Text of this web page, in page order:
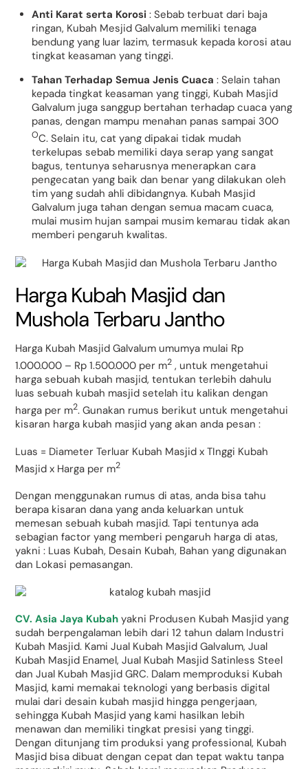
Anti Karat serta Korosi : Sebab terbuat dari baja
ringan, Kubah Mesjid Galvalum memiliki tenaga
bendung yang luar lazim, termasuk kepada korosi atau
tingkat keasaman yang tinggi.
Tahan Terhadap Semua Jenis Cuaca : Selain tahan
kepada tingkat keasaman yang tinggi, Kubah Masjid
Galvalum juga sanggup bertahan terhadap cuaca yang
panas, dengan mampu menahan panas sampai 300
OC. Selain itu, cat yang dipakai tidak mudah
terkelupas sebab memiliki daya serap yang sangat
bagus, tentunya seharusnya menerapkan cara
pengecatan yang baik dan benar yang dilakukan oleh
tim yang sudah ahli dibidangnya. Kubah Masjid
Galvalum juga tahan dengan semua macam cuaca,
mulai musim hujan sampai musim kemarau tidak akan
memberi pengaruh kwalitas.
Harga Kubah Masjid dan
Mushola Terbaru Jantho
Harga Kubah Masjid Galvalum umumya mulai Rp
1.000.000 – Rp 1.500.000 per m2 , untuk mengetahui
harga sebuah kubah masjid, tentukan terlebih dahulu
luas sebuah kubah masjid setelah itu kalikan dengan
harga per m2. Gunakan rumus berikut untuk mengetahui
kisaran harga kubah masjid yang akan anda pesan :
Luas = Diameter Terluar Kubah Masjid x TInggi Kubah
Masjid x Harga per m2
Dengan menggunakan rumus di atas, anda bisa tahu
berapa kisaran dana yang anda keluarkan untuk
memesan sebuah kubah masjid. Tapi tentunya ada
sebagian factor yang memberi pengaruh harga di atas,
yakni : Luas Kubah, Desain Kubah, Bahan yang digunakan
dan Lokasi pemasangan.
CV. Asia Jaya Kubah yakni Produsen Kubah Masjid yang
sudah berpengalaman lebih dari 12 tahun dalam Industri
Kubah Masjid. Kami Jual Kubah Masjid Galvalum, Jual
Kubah Masjid Enamel, Jual Kubah Masjid Satinless Steel
dan Jual Kubah Masjid GRC. Dalam memproduksi Kubah
Masjid, kami memakai teknologi yang berbasis digital
mulai dari desain kubah masjid hingga pengerjaan,
sehingga Kubah Masjid yang kami hasilkan lebih
menawan dan memiliki tingkat presisi yang tinggi.
Dengan ditunjang tim produksi yang professional, Kubah
Masjid bisa dibuat dengan cepat dan tepat waktu tanpa